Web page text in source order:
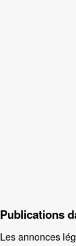
Publications
Les annonces